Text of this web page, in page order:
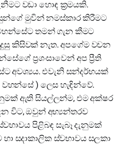
වඩා හොඳ ක්‍රමයකි.
මුවින් නමස්කාර කිරීමට
තමන් ගැන කීමට
කිසිවක් නැත. අපගේම වචන
ප්‍රශංසාවෙන් අප ප්‍රීති
අවශ්‍යය. එවැනි සන්දර්භයක්
) ලෙස හැඳින්වේ.
ඇති සියල්ලන්ම, එම අක්ෂර
විට, ඔවුන් අභ්‍යන්තරව
පිළිබඳ සැබෑ දැනුමක්
සදාකාලික ස්වභාවය සලකා